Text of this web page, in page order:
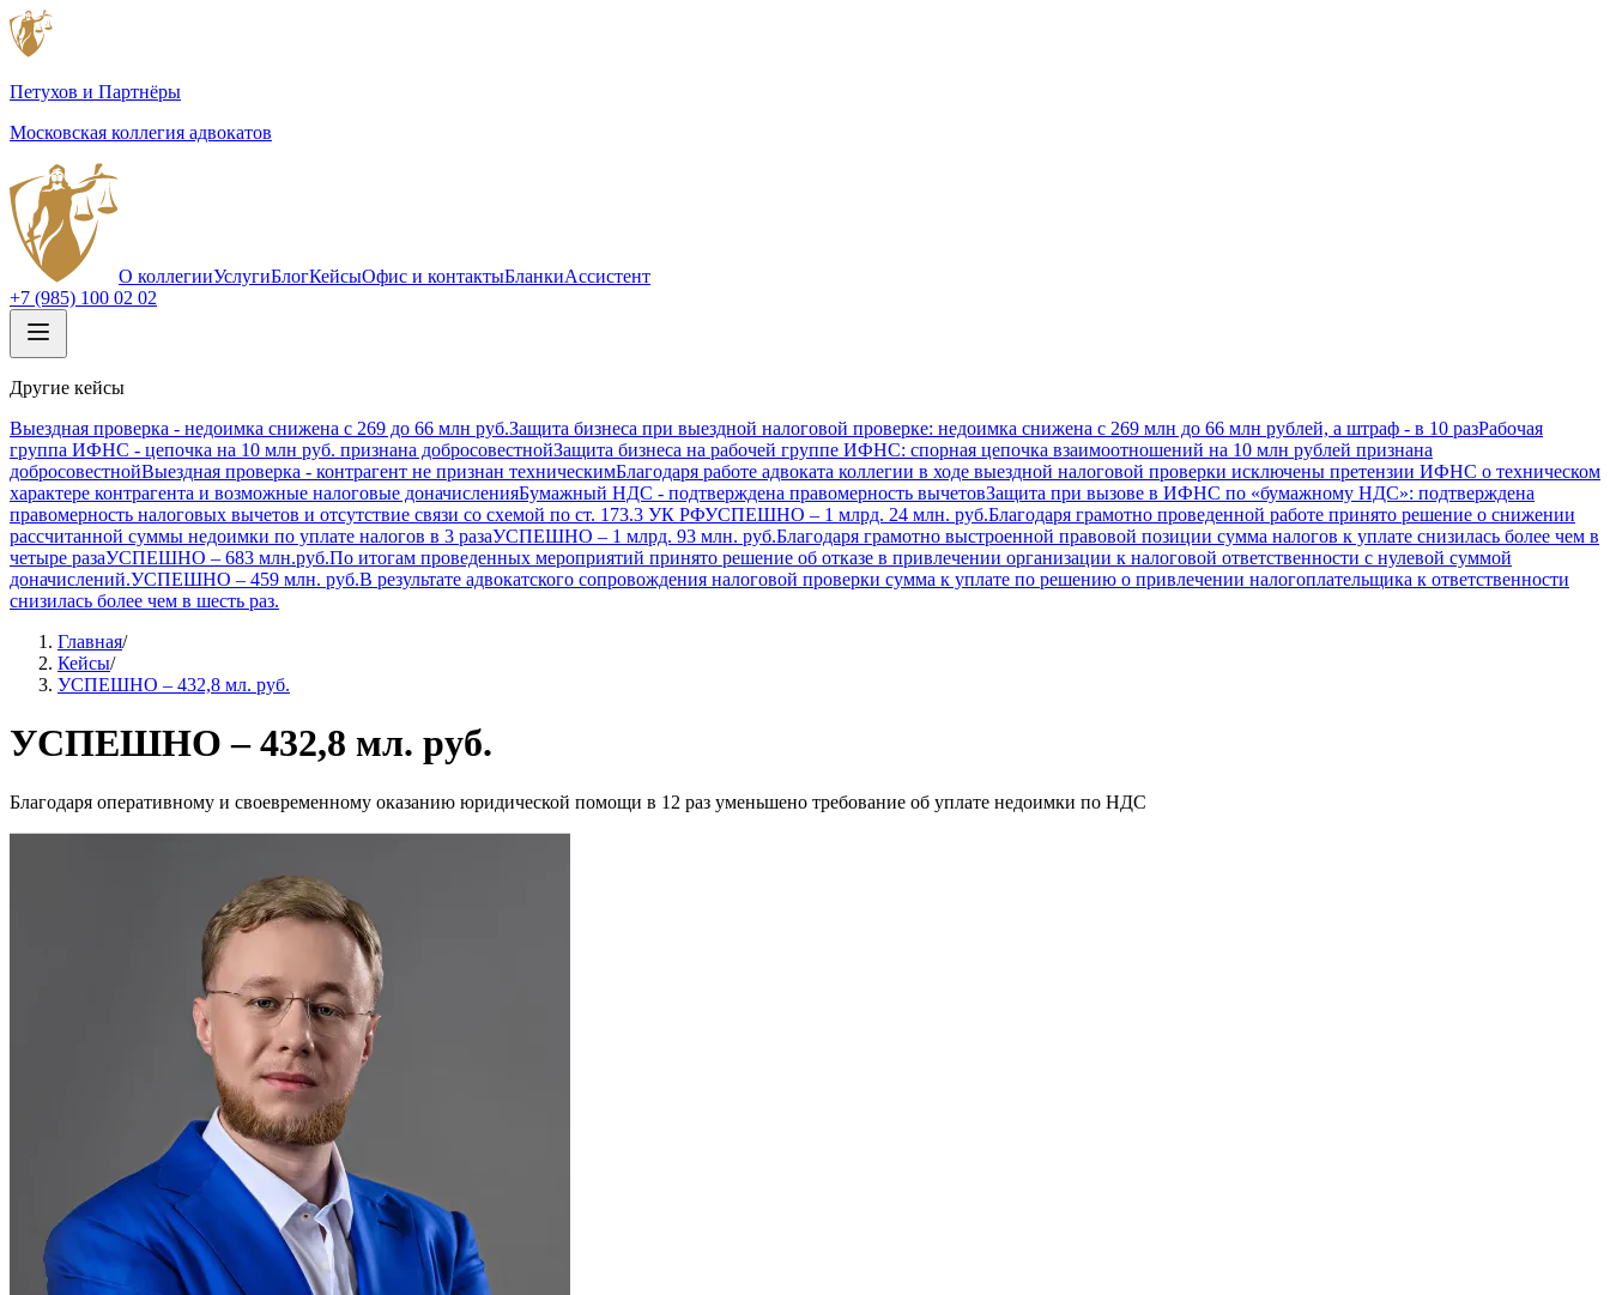
Петухов и Партнёры
Московская коллегия адвокатов
О коллегииУслугиБлогКейсыОфис и контактыБланкиАссистент
+7 (985) 100 02 02
Другие кейсы
Выездная проверка - недоимка снижена с 269 до 66 млн руб.Защита бизнеса при выездной налоговой проверке: недоимка снижена с 269 млн до 66 млн рублей, а штраф - в 10 разРабочая
группа ИФНС - цепочка на 10 млн руб. признана добросовестнойЗащита бизнеса на рабочей группе ИФНС: спорная цепочка взаимоотношений на 10 млн рублей признана
добросовестнойВыездная проверка - контрагент не признан техническимБлагодаря работе адвоката коллегии в ходе выездной налоговой проверки исключены претензии ИФНС о техническом
характере контрагента и возможные налоговые доначисленияБумажный НДС - подтверждена правомерность вычетовЗащита при вызове в ИФНС по «бумажному НДС»: подтверждена
правомерность налоговых вычетов и отсутствие связи со схемой по ст. 173.3 УК РФУСПЕШНО – 1 млрд. 24 млн. руб.Благодаря грамотно проведенной работе принято решение о снижении
рассчитанной суммы недоимки по уплате налогов в 3 разаУСПЕШНО – 1 млрд. 93 млн. руб.Благодаря грамотно выстроенной правовой позиции сумма налогов к уплате снизилась более чем в
четыре разаУСПЕШНО – 683 млн.руб.По итогам проведенных мероприятий принято решение об отказе в привлечении организации к налоговой ответственности с нулевой суммой
доначислений.УСПЕШНО – 459 млн. руб.В результате адвокатского сопровождения налоговой проверки сумма к уплате по решению о привлечении налогоплательщика к ответственности
снизилась более чем в шесть раз.
Главная/
Кейсы/
УСПЕШНО – 432,8 мл. руб.
УСПЕШНО – 432,8 мл. руб.
Благодаря оперативному и своевременному оказанию юридической помощи в 12 раз уменьшено требование об уплате недоимки по НДС